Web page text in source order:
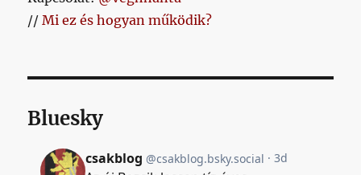
//Mi ez és hogyan működik?
Bluesky